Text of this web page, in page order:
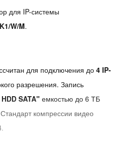
для IP-системы
W/M.
для подключения до 4 IP-
разрешения. Запись
SATA" емкостью до 6 ТБ
компрессии видео
.